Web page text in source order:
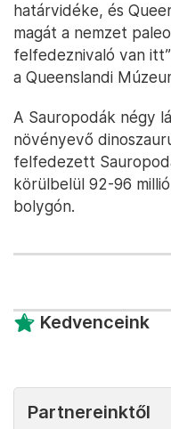
határvidéke, és
magát a nemzet
felfedeznivaló van
a Queenslandi
A Sauropodák négy
növényevő
felfedezett
körülbelül 92-96
bolygón.
Kedvenceink
Partnereinktől